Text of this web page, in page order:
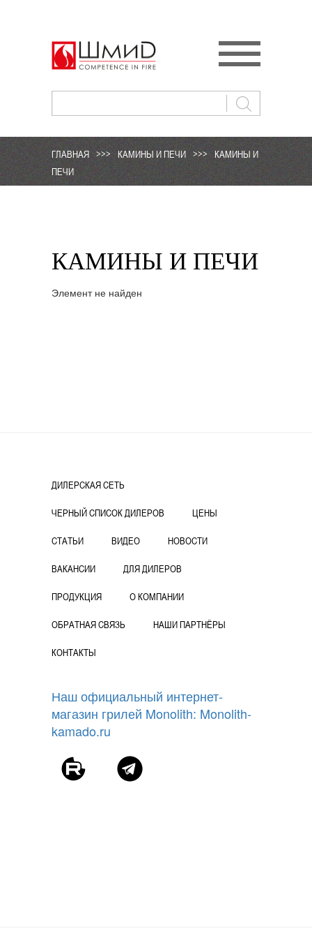
ГЛАВНАЯ >>> КАМИНЫ И ПЕЧИ >>>
КАМИНЫ И
ПЕЧИ
КАМИНЫ И ПЕЧИ
Элемент не найден
ДИЛЕРСКАЯ СЕТЬ
ЧЕРНЫЙ СПИСОК ДИЛЕРОВ ЦЕНЫ
СТАТЬИ ВИДЕО НОВОСТИ
ВАКАНСИИ ДЛЯ ДИЛЕРОВ
ПРОДУКЦИЯ О КОМПАНИИ
ОБРАТНАЯ СВЯЗЬ НАШИ ПАРТНЁРЫ
КОНТАКТЫ
Наш официальный интернет-
магазин грилей Monolith: Monolith-
kamado.ru